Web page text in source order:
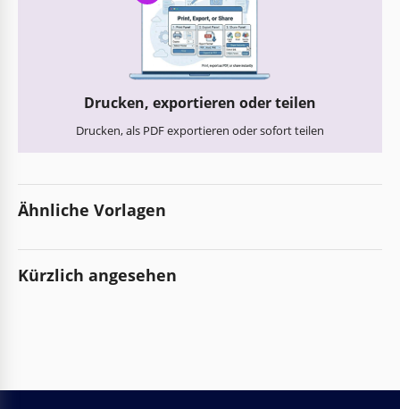
Drucken, exportieren oder teilen
Drucken, als PDF exportieren oder sofort teilen
Ähnliche Vorlagen
Kürzlich angesehen